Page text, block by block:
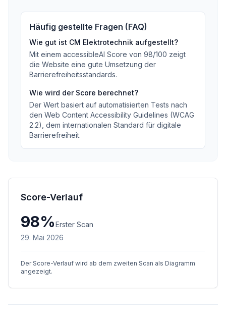
Häufig gestellte Fragen (FAQ)
Wie gut ist CM Elektrotechnik aufgestellt?
Mit einem accessibleAI Score von 98/100 zeigt
die Website eine gute Umsetzung der
Barrierefreiheitsstandards.
Wie wird der Score berechnet?
Der Wert basiert auf automatisierten Tests nach
den Web Content Accessibility Guidelines (WCAG
2.2), dem internationalen Standard für digitale
Barrierefreiheit.
Score-Verlauf
98%Erster Scan
29. Mai 2026
Der Score-Verlauf wird ab dem zweiten Scan als Diagramm
angezeigt.